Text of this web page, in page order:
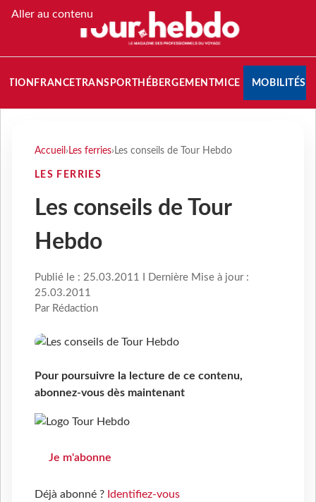
Aller au contenu
FRANCETRANSPORT HÉBERGEMENTMICE MOBILITÉS
Accueil › Les ferries› Les conseils de Tour Hebdo
LES FERRIES
Les conseils de Tour
Hebdo
Publié le : 25.03.2011 I Dernière Mise à jour :
25.03.2011
Par Rédaction
Pour poursuivre la lecture de ce contenu,
abonnez-vous dès maintenant
Je m'abonne
Déjà abonné ? Identifiez-vous